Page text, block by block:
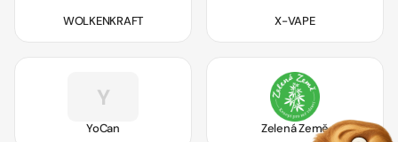
WOLKENKRAFT X-VAPE
Y
YoCan Zelená Země